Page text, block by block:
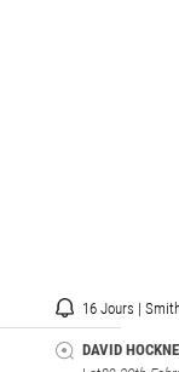
16 Jours |
DAVID